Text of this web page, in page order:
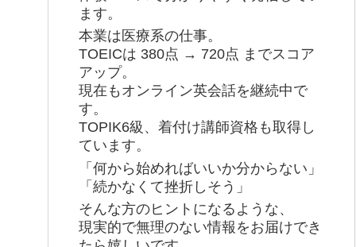
ます。
本業は医療系の仕事。
TOEICは 380点 → 720点 までスコア
アップ。
現在もオンライン英会話を継続中で
す。
TOPIK6級、着付け講師資格も取得し
ています。
「何から始めればいいか分からない」
「続かなくて挫折しそう」
そんな方のヒントになるような、
現実的で無理のない情報をお届けでき